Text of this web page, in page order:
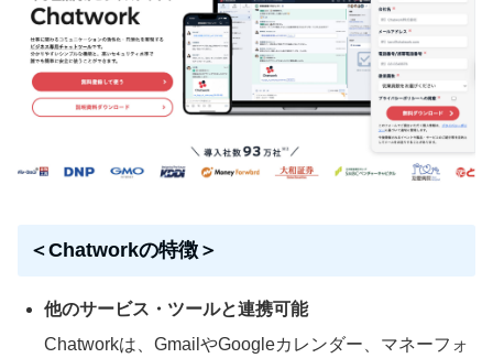
＜Chatworkの特徴＞
他のサービス・ツールと連携可能
Chatworkは、GmailやGoogleカレンダー、マネーフォ